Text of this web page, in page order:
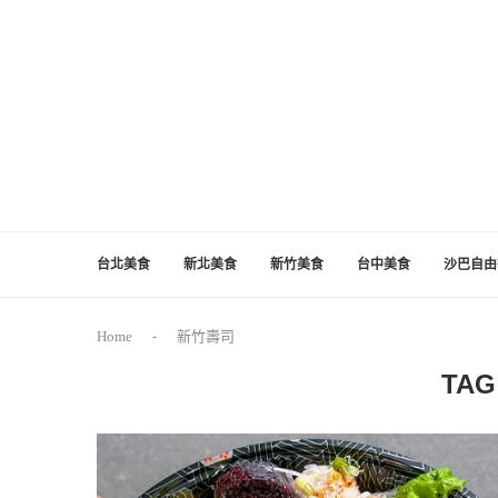
台北美食 新北美食 新竹美食 台中美食 沙巴自
Home - 新竹壽司